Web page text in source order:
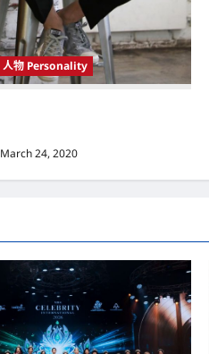
人物 Personality
March 24, 2020